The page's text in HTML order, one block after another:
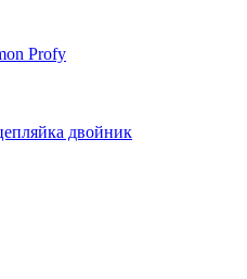
Profy
двойник